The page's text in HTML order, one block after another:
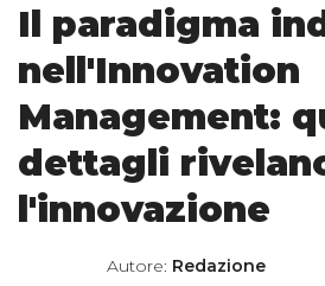
Il paradigma
nell'Innovation
Management:
dettagli
l'innovazione
Autore: Redazione